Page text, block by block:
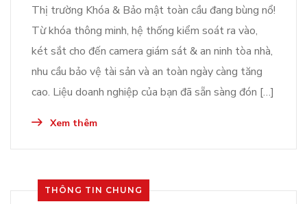
Thị trường Khóa & Bảo mật toàn cầu đang bùng nổ!
Từ khóa thông minh, hệ thống kiểm soát ra vào,
két sắt cho đến camera giám sát & an ninh tòa nhà,
nhu cầu bảo vệ tài sản và an toàn ngày càng tăng
cao. Liệu doanh nghiệp của bạn đã sẵn sàng đón […]
Xem thêm
THÔNG TIN CHUNG